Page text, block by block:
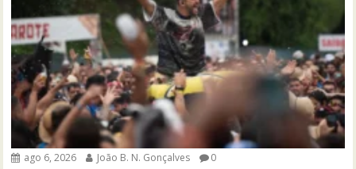
ago 6, 2026 João B. N. Gonçalves 0